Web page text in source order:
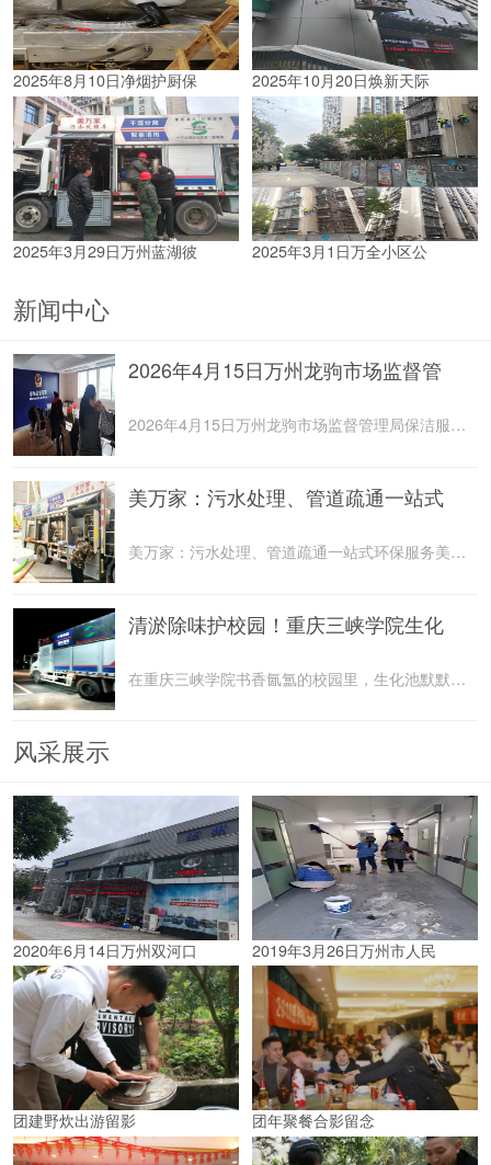
2025年8月10日净烟护厨保 2025年10月20日焕新天际
2025年3月29日万州蓝湖彼 2025年3月1日万全小区公
新闻中心
2026年4月15日万州龙驹市场监督管
2026年4月15日万州龙驹市场监督管理局保洁服务由重庆美
美万家：污水处理、管道疏通一站式
美万家：污水处理、管道疏通一站式环保服务美万家公司，
清淤除味护校园！重庆三峡学院生化
在重庆三峡学院书香氤氲的校园里，生化池默默承载着污水
风采展示
2020年6月14日万州双河口 2019年3月26日万州市人民
团建野炊出游留影 团年聚餐合影留念